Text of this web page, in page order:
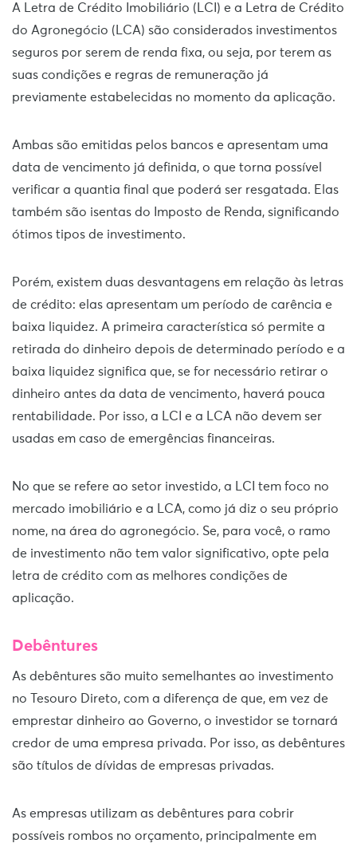
A Letra de Crédito Imobiliário (LCI) e a Letra de Crédito
do Agronegócio (LCA) são considerados investimentos
seguros por serem de renda fixa, ou seja, por terem as
suas condições e regras de remuneração já
previamente estabelecidas no momento da aplicação.
Ambas são emitidas pelos bancos e apresentam uma
data de vencimento já definida, o que torna possível
verificar a quantia final que poderá ser resgatada. Elas
também são isentas do Imposto de Renda, significando
ótimos tipos de investimento.
Porém, existem duas desvantagens em relação às letras
de crédito: elas apresentam um período de carência e
baixa liquidez. A primeira característica só permite a
retirada do dinheiro depois de determinado período e a
baixa liquidez significa que, se for necessário retirar o
dinheiro antes da data de vencimento, haverá pouca
rentabilidade. Por isso, a LCI e a LCA não devem ser
usadas em caso de emergências financeiras.
No que se refere ao setor investido, a LCI tem foco no
mercado imobiliário e a LCA, como já diz o seu próprio
nome, na área do agronegócio. Se, para você, o ramo
de investimento não tem valor significativo, opte pela
letra de crédito com as melhores condições de
aplicação.
Debêntures
As debêntures são muito semelhantes ao investimento
no Tesouro Direto, com a diferença de que, em vez de
emprestar dinheiro ao Governo, o investidor se tornará
credor de uma empresa privada. Por isso, as debêntures
são títulos de dívidas de empresas privadas.
As empresas utilizam as debêntures para cobrir
possíveis rombos no orçamento, principalmente em